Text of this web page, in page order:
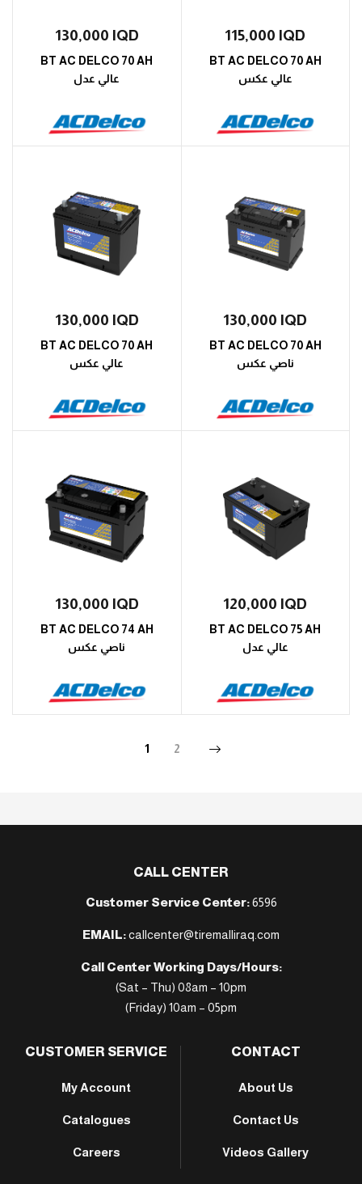
130,000 IQD
BT AC DELCO 70 AH
عالي عدل
115,000 IQD
BT AC DELCO 70 AH
عالي عكس
130,000 IQD
BT AC DELCO 70 AH
عالي عكس
130,000 IQD
BT AC DELCO 70 AH
ناصي عكس
130,000 IQD
BT AC DELCO 74 AH
ناصي عكس
120,000 IQD
BT AC DELCO 75 AH
عالي عدل
1 2
CALL CENTER
Customer Service Center:6596
EMAIL:callcenter@tiremalliraq.com
Call Center Working Days/Hours:
(Sat – Thu) 08am – 10pm
(Friday) 10am – 05pm
CUSTOMER SERVICE
My Account
Catalogues
Careers
CONTACT
About Us
Contact Us
Videos Gallery